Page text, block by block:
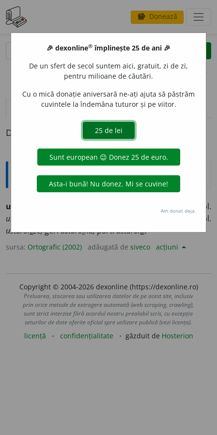
savings Donează
clear
opțiuni
definiții (1)
Definiția cu ID-ul 291640:
Ortografice DOOM
usturoi
3 sg. și pl.
usturoi
conj. prez. 3 sg. și pl.
usturoieze;ger.usturoind;part.usturoiat
sursa: Ortografic (2002) adăugată de siveco acțiuni
Copyright © 2004-2026 dexonline (https://dexonline.ro)
Preluarea, stocarea sau utilizarea datelor de pe acest site, inclusiv
prin orice metode de extragere automată (web scraping, crawling),
sunt strict interzise fără acordul nostru prealabil scris, cu excepția
seturilor de date oferite oficial spre utilizare publică (vezi licența).
licență confidențialitate găzduit de Hosterion
🎉 dexonline® împlinește 25 de ani 🎉
De un sfert de secol suntem aici, gratuit, zi de zi,
pentru milioane de căutări.
Cu o mică donație aniversară ne-ați ajuta să păstrăm
cuvintele la îndemâna tuturor și pe viitor.
Am donat deja.